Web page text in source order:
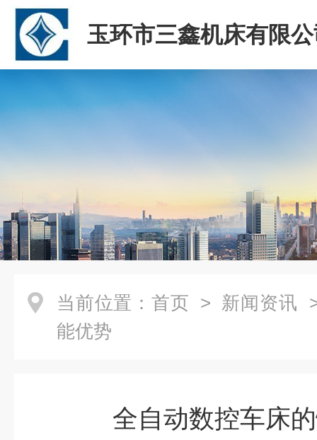
玉环市三鑫机床有限
当前位置： 首页 > 新闻资讯
能优势
全自动数控车床